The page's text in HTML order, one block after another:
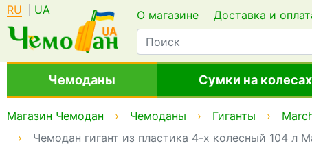
RU UA О магазине Доставка и
Чемоданы Сумки на колесах
Магазин Чемодан Чемоданы Гиганты
Чемодан гигант из пластика 4-х колесный 104 л